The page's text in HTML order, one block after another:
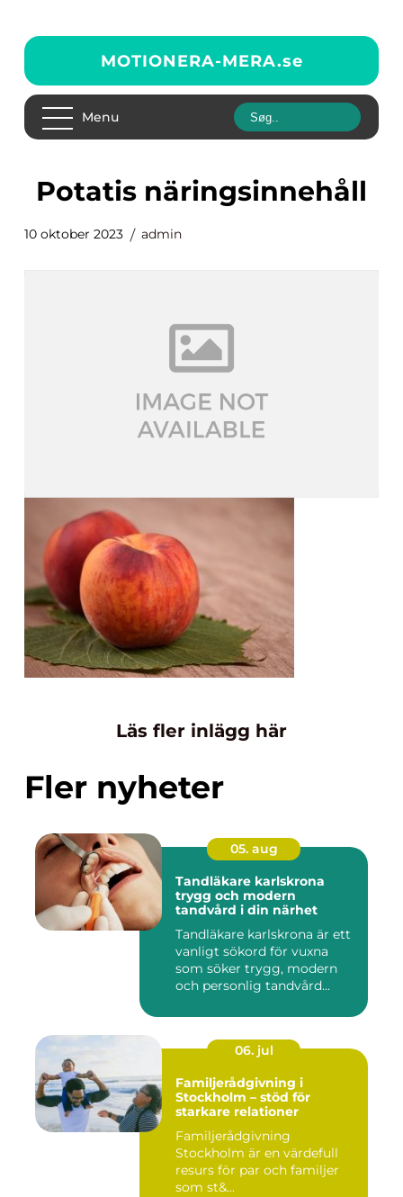
MOTIONERA-MERA.se
Menu
potatis näringsinnehåll
10 oktober 2023 admin
Läs fler inlägg här
Fler nyheter
05. aug
Tandläkare karlskrona
trygg och modern
tandvård i din närhet
Tandläkare karlskrona är ett
vanligt sökord för vuxna
som söker trygg, modern
och personlig tandvård...
06. jul
Familjerådgivning i
Stockholm – stöd för
starkare relationer
Familjerådgivning
Stockholm är en värdefull
resurs för par och familjer
som st&...